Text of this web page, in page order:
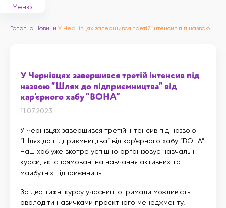
Меню
Головна Новини У Чернівцях завершився третій інтенсив під назвою “Шлях до підприємництва” від кар’єрного хабу “ВОНА”
У Чернівцях завершився третій інтенсив під
назвою “Шлях до підприємництва” від
кар’єрного хабу “ВОНА”
11.07.2023
У Чернівцях завершився третій інтенсив під назвою
“Шлях до підприємництва” від кар’єрного хабу “ВОНА”.
Наш хаб уже вкотре успішно організовує навчальні
курси, які спрямовані на навчання активних та
майбутніх підприємниць.
За два тижні курсу учасниці отримали можливість
оволодіти навичками проєктного менеджменту,